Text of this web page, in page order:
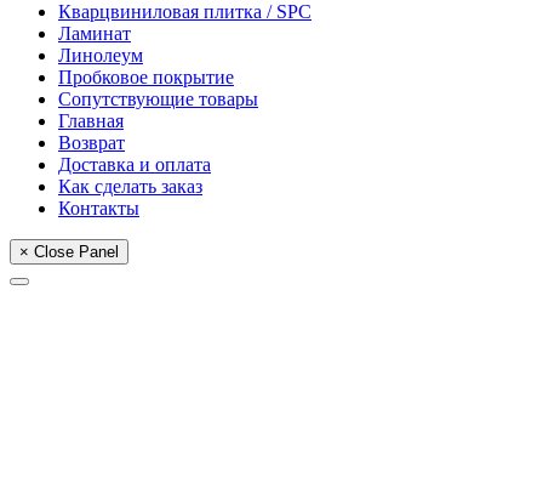
Кварцвиниловая плитка / SPС
Ламинат
Линолеум
Пробковое покрытие
Сопутствующие товары
Главная
Возврат
Доставка и оплата
Как сделать заказ
Контакты
× Close Panel